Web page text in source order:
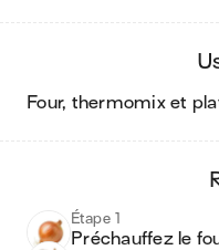
four, thermomix et
Étape 1
Préchauffez le